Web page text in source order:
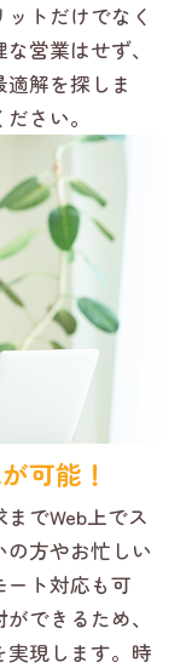
トだけでなく
営業はせず、
解を探しま
さい。
可能！
でWeb上でス
方やお忙しい
ート対応も可
できるため、
現します。時